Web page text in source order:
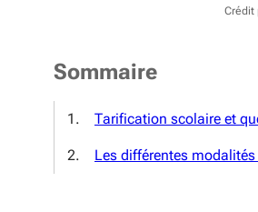
Crédit
Sommaire
Tarification scolaire et
Les différentes